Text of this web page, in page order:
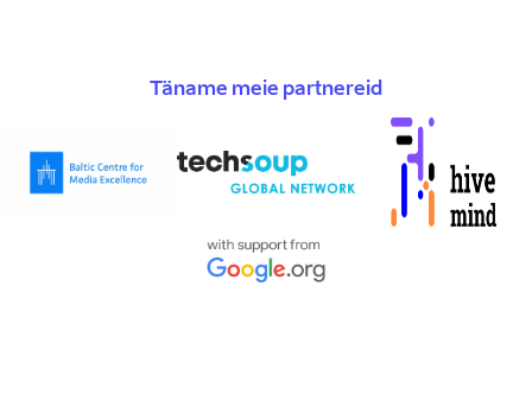
Täname meie partnereid